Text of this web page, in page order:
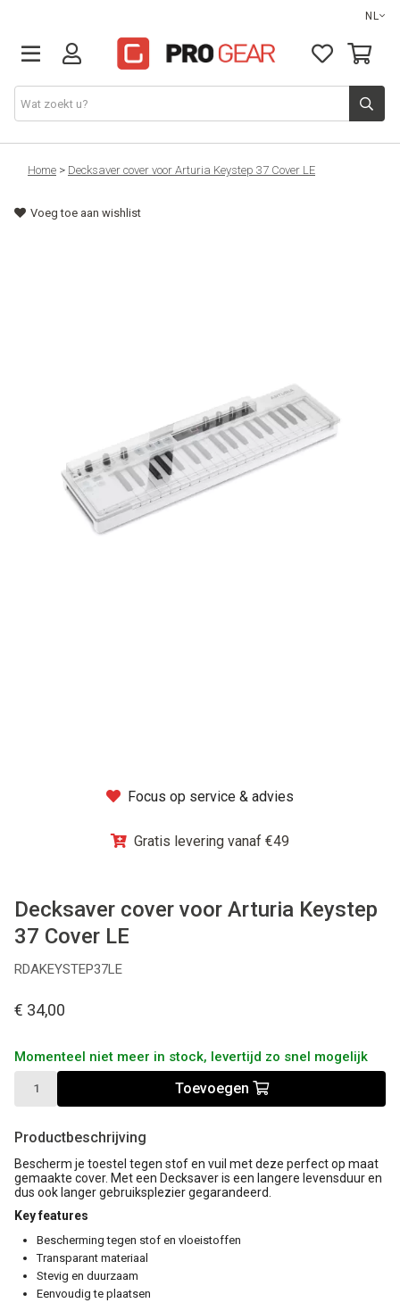
NL
DJ gear
Lights & effects
B-stock
Black Box
Home > Decksaver cover voor Arturia Keystep 37 Cover LE
Voeg toe aan wishlist
Focus op service & advies
Gratis levering vanaf €49
Decksaver cover voor Arturia Keystep
37 Cover LE
RDAKEYSTEP37LE
€ 34,00
Momenteel niet meer in stock, levertijd zo snel mogelijk
Toevoegen
Productbeschrijving
Bescherm je toestel tegen stof en vuil met deze perfect op maat
gemaakte cover. Met een Decksaver is een langere levensduur en
dus ook langer gebruiksplezier gegarandeerd.
Key features
Bescherming tegen stof en vloeistoffen
Transparant materiaal
Stevig en duurzaam
Eenvoudig te plaatsen